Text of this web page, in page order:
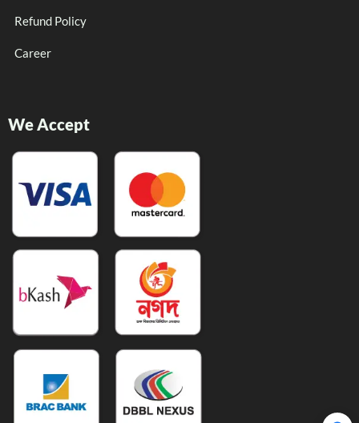
Refund Policy
Career
We Accept